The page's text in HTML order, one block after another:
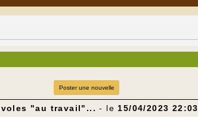
Poster une nouvelle
"au travail"... - le 15/04/2023 22:03